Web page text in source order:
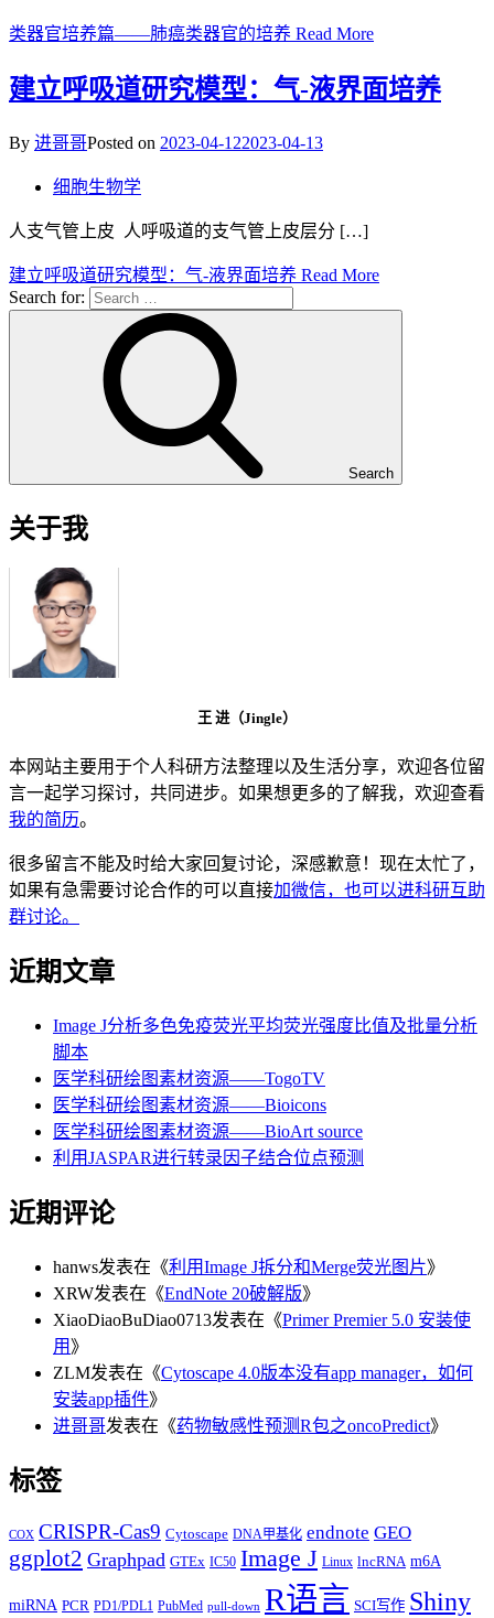
类器官培养篇——肺癌类器官的培养 Read More
建立呼吸道研究模型：气-液界面培养
By 进哥哥Posted on 2023-04-122023-04-13
细胞生物学
人支气管上皮 人呼吸道的支气管上皮层分 […]
建立呼吸道研究模型：气-液界面培养 Read More
Search for:
Search
关于我
王 进（Jingle）
本网站主要用于个人科研方法整理以及生活分享，欢迎各位留
言一起学习探讨，共同进步。如果想更多的了解我，欢迎查看
我的简历。
很多留言不能及时给大家回复讨论，深感歉意！现在太忙了，
如果有急需要讨论合作的可以直接加微信，也可以进科研互助
群讨论。
近期文章
Image J分析多色免疫荧光平均荧光强度比值及批量分析
脚本
医学科研绘图素材资源——TogoTV
医学科研绘图素材资源——Bioicons
医学科研绘图素材资源——BioArt source
利用JASPAR进行转录因子结合位点预测
近期评论
hanws发表在《利用Image J拆分和Merge荧光图片》
XRW发表在《EndNote 20破解版》
XiaoDiaoBuDiao0713发表在《Primer Premier 5.0 安装使
用 》
ZLM发表在《Cytoscape 4.0版本没有app manager，如何
安装app插件》
进哥哥发表在《药物敏感性预测R包之oncoPredict》
标签
COX CRISPR-Cas9 Cytoscape DNA甲基化 endnote GEO
ggplot2 Graphpad GTEx IC50 Image J Linux lncRNA m6A
miRNA PCR PD1/PDL1 PubMed pull-down R语言 SCI写作 Shiny